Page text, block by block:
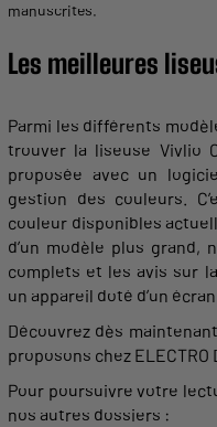
manuscrites.
Les meilleures
Parmi les différents
trouver la liseuse Vivlio
proposée avec un
gestion des couleurs.
couleur disponibles
d’un modèle plus grand,
complets et les avis sur la
un appareil doté d’un
Découvrez dès
proposons chez ELECTRO
Pour poursuivre votre
nos autres dossiers :